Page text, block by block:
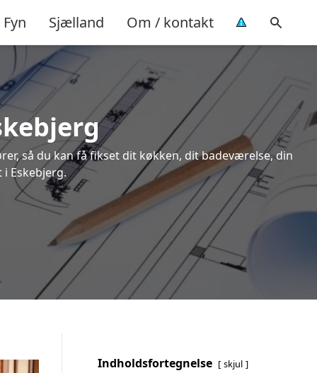
Fyn Sjælland Om / kontakt
så du kan få fikset dit køkken, dit badeværelse, din
Eskebjerg.
Indholdsfortegnelse skjul